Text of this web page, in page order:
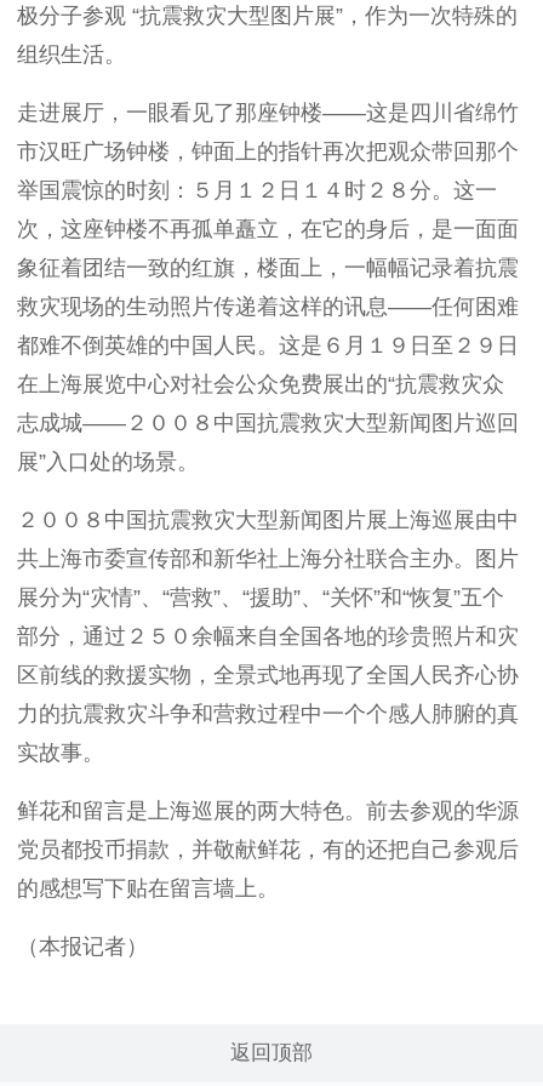
极分子参观 “抗震救灾大型图片展”，作为一次特殊的
组织生活。
走进展厅，一眼看见了那座钟楼——这是四川省绵竹
市汉旺广场钟楼，钟面上的指针再次把观众带回那个
举国震惊的时刻：５月１２日１４时２８分。这一
次，这座钟楼不再孤单矗立，在它的身后，是一面面
象征着团结一致的红旗，楼面上，一幅幅记录着抗震
救灾现场的生动照片传递着这样的讯息——任何困难
都难不倒英雄的中国人民。这是６月１９日至２９日
在上海展览中心对社会公众免费展出的“抗震救灾众
志成城——２００８中国抗震救灾大型新闻图片巡回
展”入口处的场景。
２００８中国抗震救灾大型新闻图片展上海巡展由中
共上海市委宣传部和新华社上海分社联合主办。图片
展分为“灾情”、“营救”、“援助”、“关怀”和“恢复”五个
部分，通过２５０余幅来自全国各地的珍贵照片和灾
区前线的救援实物，全景式地再现了全国人民齐心协
力的抗震救灾斗争和营救过程中一个个感人肺腑的真
实故事。
鲜花和留言是上海巡展的两大特色。前去参观的华源
党员都投币捐款，并敬献鲜花，有的还把自己参观后
的感想写下贴在留言墙上。
（本报记者）
返回顶部